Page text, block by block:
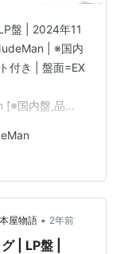
盤 | 2024年11
| ※国内
付き | 盤面=EX
[※国内盤,品
［※保護内袋
売の為、時間差
の上ご注文を
屋物語 • 2年前
| LP盤 |